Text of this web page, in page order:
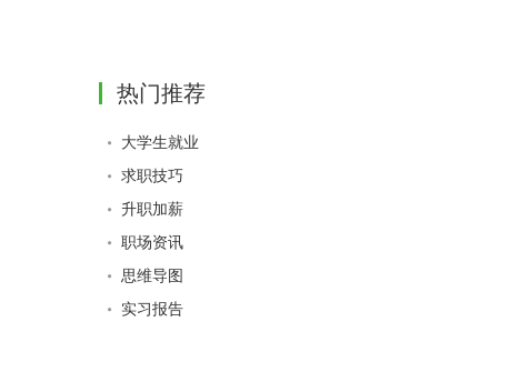
热门推荐
大学生就业
求职技巧
升职加薪
职场资讯
思维导图
实习报告